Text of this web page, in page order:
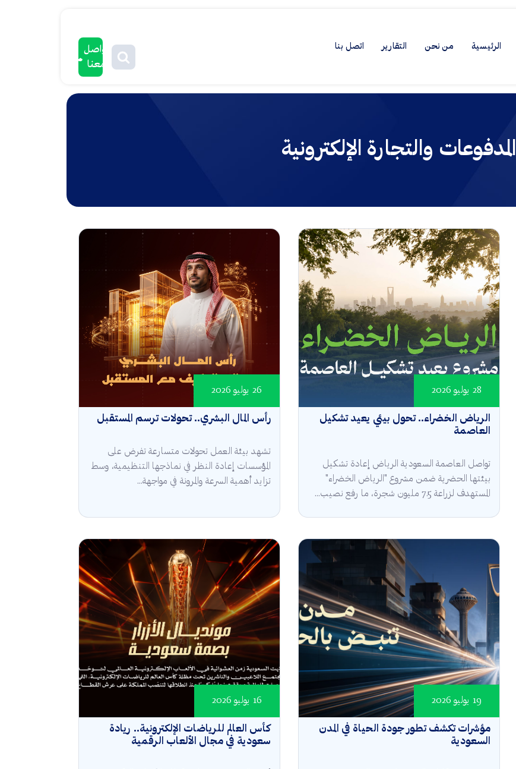
الرئيسية من نحن التقارير اتصل بنا
تواصل
معنا
المدفوعات والتجارة الإلكترونية
الرياض الخضراء.. تحول بيئي يعيد تشكيل
العاصمة
28 يوليو 2026
تواصل العاصمة السعودية الرياض إعادة تشكيل
بيئتها الحضرية ضمن مشروع "الرياض الخضراء"
المستهدف لزراعة 7.5 مليون شجرة، ما رفع نصيب...
رأس المال البشري.. تحولات ترسم المستقبل
26 يوليو 2026
تشهد بيئة العمل تحولات متسارعة تفرض على
المؤسسات إعادة النظر في نماذجها التنظيمية، وسط
تزايد أهمية السرعة والمرونة في مواجهة...
مؤشرات تكشف تطور جودة الحياة في المدن
السعودية
19 يوليو 2026
كأس العالم للرياضات الإلكترونية.. ريادة
سعودية في مجال الألعاب الرقمية
16 يوليو 2026